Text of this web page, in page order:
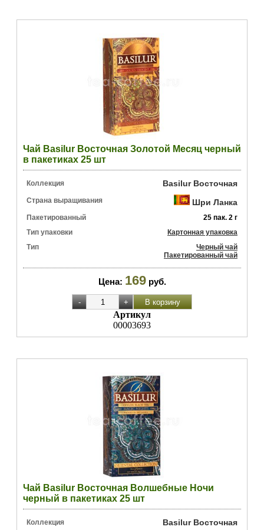
Чай Basilur Восточная Золотой Месяц черный
в пакетиках 25 шт
Коллекция Basilur Восточная
Страна выращивания Шри Ланка
Пакетированный
25 пак. 2 г
Тип упаковки
Картонная упаковка
Тип
Черный чай
Пакетированный чай
Цена: 169 руб.
Артикул
00003693
Чай Basilur Восточная Волшебные Ночи
черный в пакетиках 25 шт
Коллекция Basilur Восточная